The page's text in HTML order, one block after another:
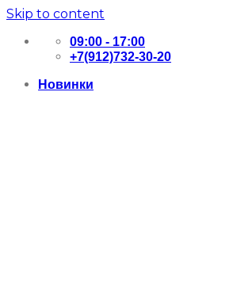
Skip to content
09:00 - 17:00
+7(912)732-30-20
Новинки